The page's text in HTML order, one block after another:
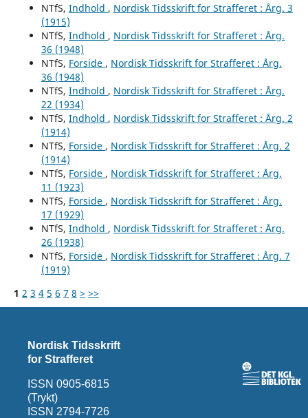
NTfS, Indhold , Nordisk Tidsskrift for Strafferet : Årg. 3
(1915)
NTfS, Indhold , Nordisk Tidsskrift for Strafferet : Årg.
36 (1948)
NTfS, Forside , Nordisk Tidsskrift for Strafferet : Årg.
36 (1948)
NTfS, Indhold , Nordisk Tidsskrift for Strafferet : Årg.
22 (1934)
NTfS, Indhold , Nordisk Tidsskrift for Strafferet : Årg. 2
(1914)
NTfS, Forside , Nordisk Tidsskrift for Strafferet : Årg. 2
(1914)
NTfS, Forside , Nordisk Tidsskrift for Strafferet : Årg.
11 (1923)
NTfS, Forside , Nordisk Tidsskrift for Strafferet : Årg.
17 (1929)
NTfS, Indhold , Nordisk Tidsskrift for Strafferet : Årg.
26 (1938)
NTfS, Forside , Nordisk Tidsskrift for Strafferet : Årg. 7
(1919)
1 2 3 4 5 6 7 8 > >>
Nordisk Tidsskrift
for Strafferet
ISSN 0905-6815
(Trykt)
ISSN 2794-7726